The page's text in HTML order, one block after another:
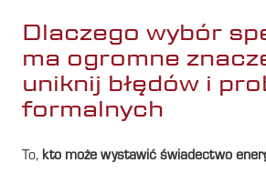
Dlaczego wybór
ma ogromne
uniknij błędów i
formalnych
To, kto może wystawić świadectwo